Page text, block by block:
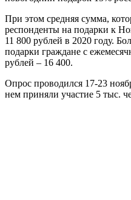
При этом средняя сумма,
респонденты на подарки к
11 800 рублей в 2020 году.
подарки граждане с
рублей – 16 400.
Опрос проводился 17-23
нем приняли участие 5 тыс.